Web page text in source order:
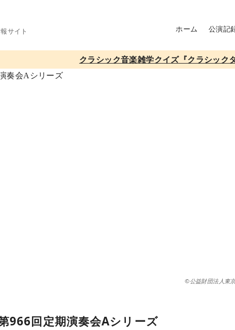
サイト ホーム 公演記
クラシック音楽雑学クイズ『クラシック
©公益財団法人東
966回定期演奏会Aシリーズ